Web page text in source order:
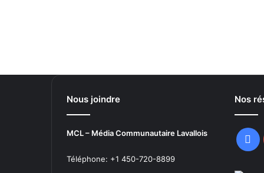
Nous joindre
MCL – Média Communautaire Lavallois
Téléphone: +1 450-720-8899
Nos